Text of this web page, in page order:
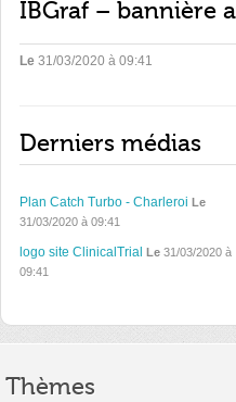
IBGraf – bannière
Le 31/03/2020 à 09:41
Derniers médias
Plan Catch Turbo - Charleroi Le
31/03/2020 à 09:41
logo site ClinicalTrial Le 31/03/2020 à
09:41
Thèmes